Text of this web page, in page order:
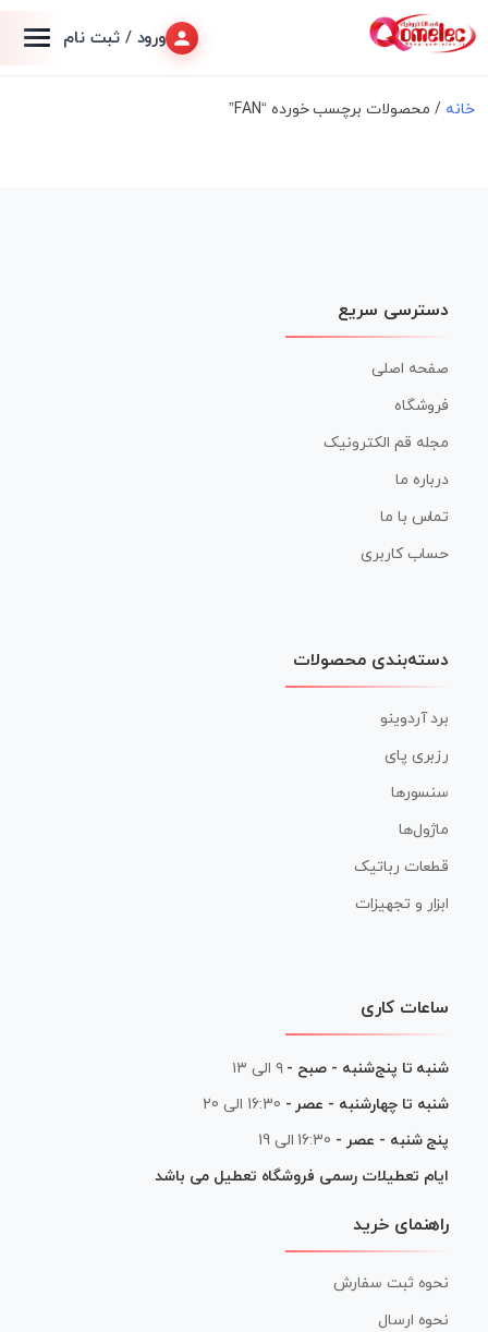
ورود / ثبت نام
خانه / محصولات برچسب خورده “FAN”
دسترسی سریع
صفحه اصلی
فروشگاه
مجله قم الکترونیک
درباره ما
تماس با ما
حساب کاربری
دسته‌بندی محصولات
برد آردوینو
رزبری پای
سنسورها
ماژول‌ها
قطعات رباتیک
ابزار و تجهیزات
ساعات کاری
شنبه تا پنج‌شنبه - صبح - ۹ الی ۱۳
شنبه تا چهارشنبه - عصر - 16:30 الی 20
پنج شنبه - عصر - 16:30 الی 19
ایام تعطیلات رسمی فروشگاه تعطیل می باشد
راهنمای خرید
نحوه ثبت سفارش
نحوه ارسال